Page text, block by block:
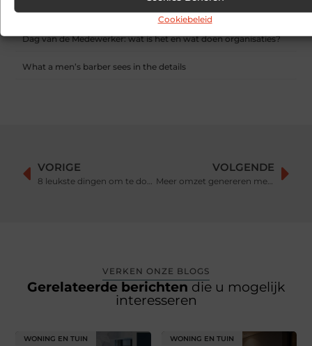
Cookiebeleid
gegenereerde antwoorden
Dag van de Medewerker: wat is het en wat doen organisaties?
What a men’s barber sees in the details
VORIGE
8 leukste dingen om te doen op Curaçao
VOLGENDE
Meer omzet genereren met je bedrijf
VERKEN ONZE BLOGS
Gerelateerde berichten die u mogelijk
interesseren
WONING EN TUIN WONING EN TUIN